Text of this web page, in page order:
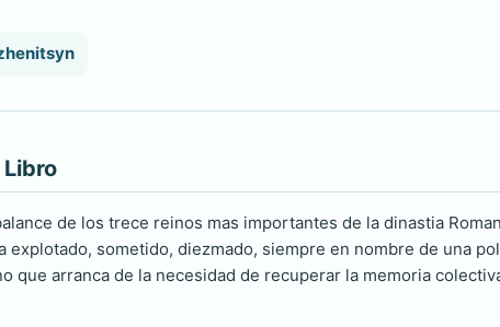
Libro
de los trece reinos mas importantes de la dinastia
explotado, sometido, diezmado, siempre en nombre de una
que arranca de la necesidad de recuperar la memoria